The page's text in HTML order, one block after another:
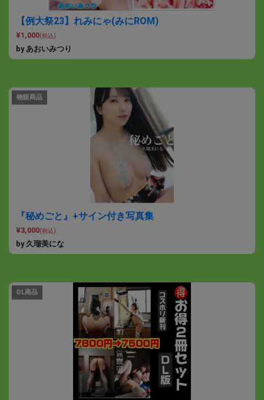
【例大祭23】れみにゃ(みにROM)
¥1,000(税込)
by あおいみつり
物販商品
『秘めごと』+サイン付き写真集
¥3,000(税込)
by 久瑠美にな
DL商品